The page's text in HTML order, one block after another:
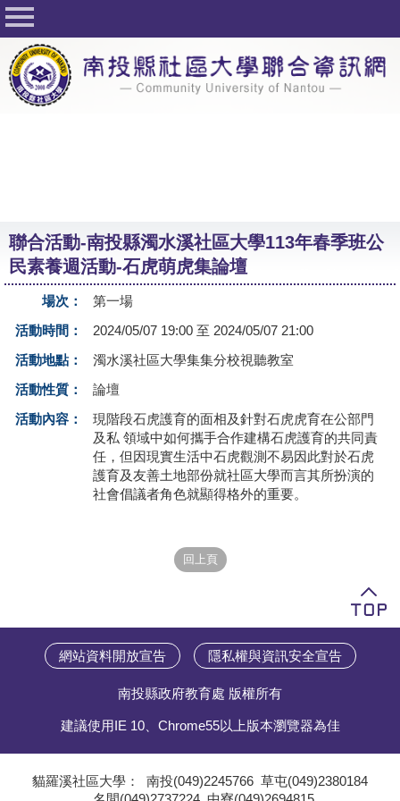
回首頁
關於社大
公佈欄
課程一覽表
志工與社團
社大學習Q&A
友站連結
網路選課
聯合活動-南投縣濁水溪社區大學113年春季班公
民素養週活動-石虎萌虎集論壇
場次：
第一場
活動時間：
2024/05/07 19:00 至 2024/05/07 21:00
活動地點：
濁水溪社區大學集集分校視聽教室
活動性質：
論壇
活動內容：
現階段石虎護育的面相及針對石虎虎育在公部門
及私 領域中如何攜手合作建構石虎護育的共同責
任，但因現實生活中石虎觀測不易因此對於石虎
護育及友善土地部份就社區大學而言其所扮演的
社會倡議者角色就顯得格外的重要。
網站資料開放宣告 隱私權與資訊安全宣告
南投縣政府教育處 版權所有
建議使用IE 10、Chrome55以上版本瀏覽器為佳
貓羅溪社區大學： 南投(049)2245766 草屯(049)2380184